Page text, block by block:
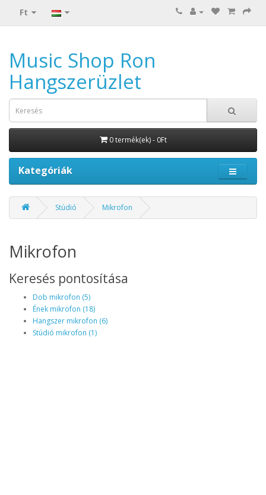
Ft
Music Shop Ron
Hangszerüzlet
0 termék(ek) - 0Ft
Kategóriák
Stúdió Mikrofon
Mikrofon
Keresés pontosítása
Dob mikrofon (5)
Ének mikrofon (18)
Hangszer mikrofon (6)
Stúdió mikrofon (1)